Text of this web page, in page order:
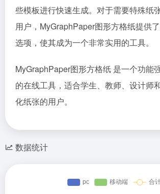
些模板进行快速生成。对于需要特殊纸
用户，MyGraphPaper图形方格纸提供
选项，使其成为一个非常实用的工具。
MyGraphPaper图形方格纸 是一个功能
的在线工具，适合学生、教师、设计师
化纸张的用户。
数据统计